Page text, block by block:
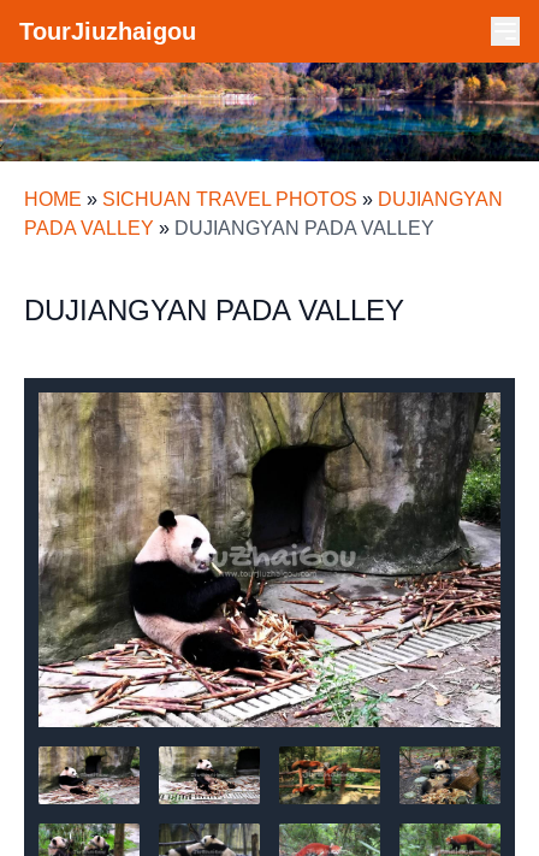
TourJiuzhaigou
HOME » SICHUAN TRAVEL PHOTOS » DUJIANGYAN
PADA VALLEY » DUJIANGYAN PADA VALLEY
DUJIANGYAN PADA VALLEY